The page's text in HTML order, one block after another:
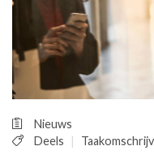
MEDISCHE
Nieuws
Deels